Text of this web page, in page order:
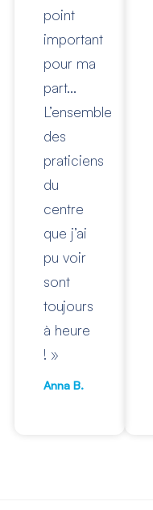
point
important
pour ma
part…
L’ensemble
des
praticiens
du
centre
que j’ai
pu voir
sont
toujours
à heure
! »
Anna B.